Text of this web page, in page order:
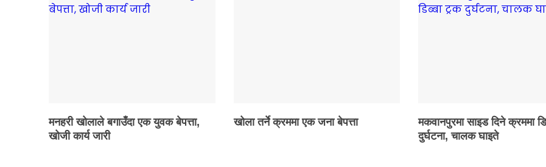
मनहरी खोलाले बगाउँदा एक युवक बेपत्ता,
खोजी कार्य जारी
खोला तर्ने क्रममा एक जना बेपत्ता
मकवानपुरमा साइड दिने क्रममा
दुर्घटना, चालक घाइते